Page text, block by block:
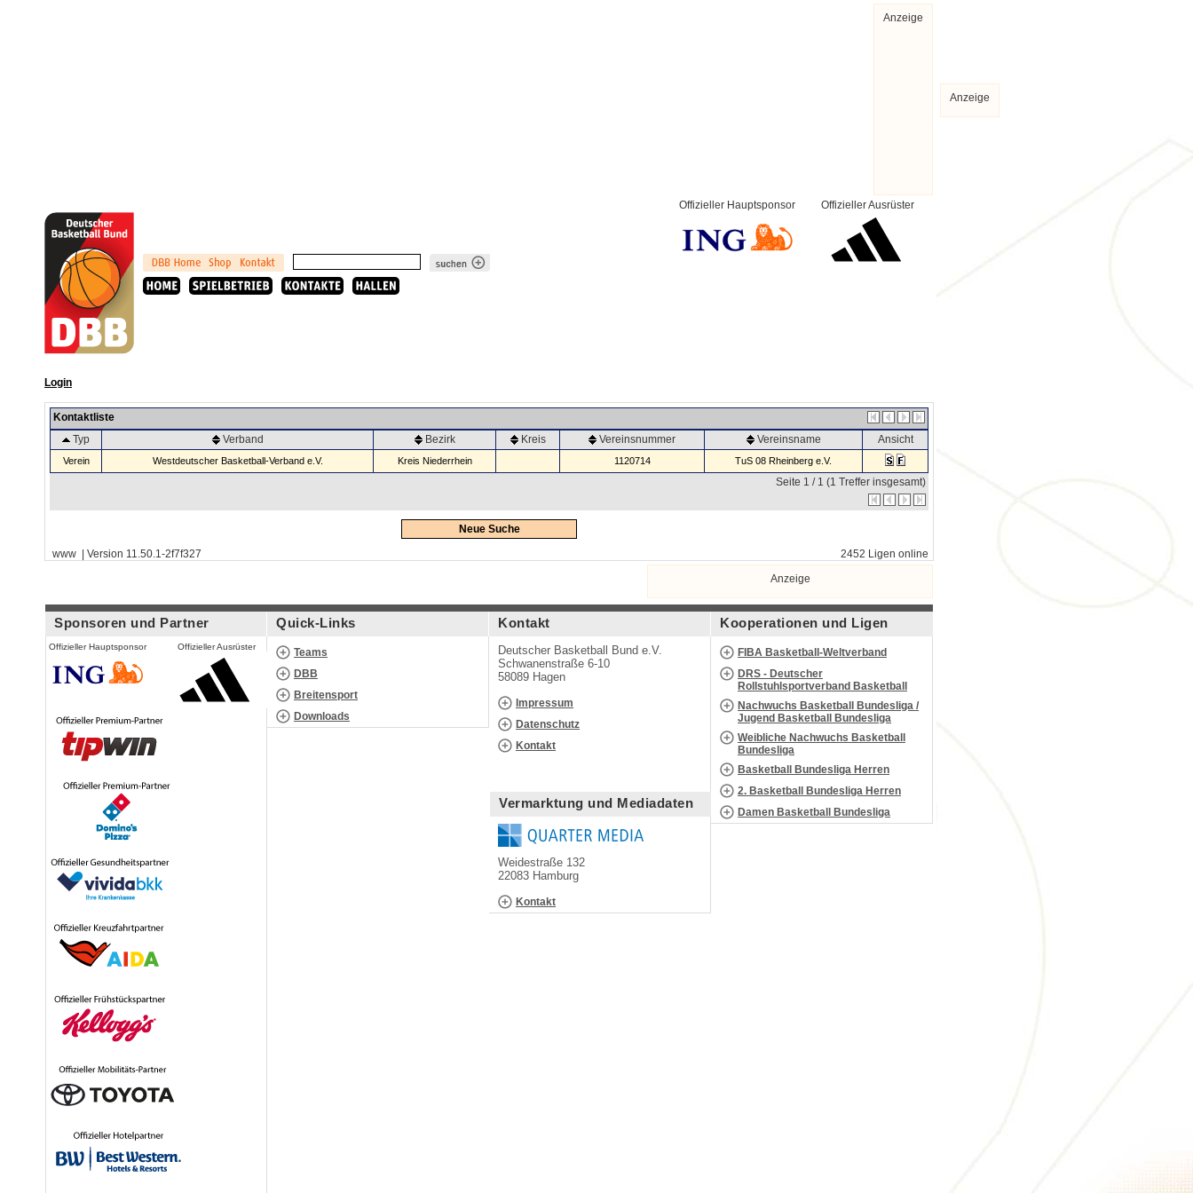
Anzeige
Offizieller Ausrüster
Offizieller Hauptsponsor
Login
Kontaktliste
Typ
Verband Bezirk Kreis Vereinsnummer Vereinsname Ansicht
Verein Westdeutscher Basketball-Verband e.V. Kreis Niederrhein 1120714 TuS 08 Rheinberg e.V.
Seite 1 / 1 (1 Treffer insgesamt)
Neue Suche
www | Version 11.50.1-2f7f327
2452 Ligen online
Anzeige
Sponsoren und Partner
Offizieller Hauptsponsor Offizieller Ausrüster
Quick-Links
Teams
DBB
Breitensport
Downloads
Kontakt
Deutscher Basketball Bund e.V.
Schwanenstraße 6-10
58089 Hagen
Impressum
Datenschutz
Kontakt
Vermarktung und Mediadaten
Weidestraße 132
22083 Hamburg
Kontakt
Kooperationen und Ligen
FIBA Basketball-Weltverband
DRS - Deutscher
Rollstuhlsportverband Basketball
Nachwuchs Basketball Bundesliga /
Jugend Basketball Bundesliga
Weibliche Nachwuchs Basketball
Bundesliga
Basketball Bundesliga Herren
2. Basketball Bundesliga Herren
Damen Basketball Bundesliga
Anzeige